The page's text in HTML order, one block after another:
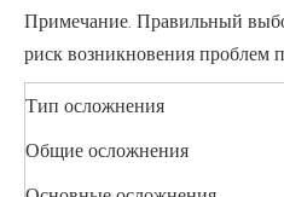
Примечание. Правильный
риск возникновения проблем
Тип осложнения
Общие осложнения